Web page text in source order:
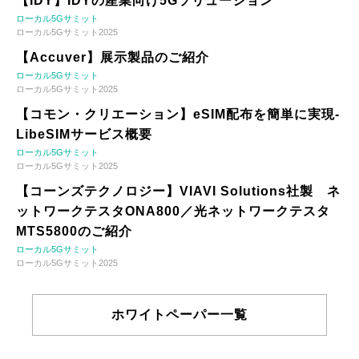
ローカル5Gサミット
ローカル5Gサミット2025
【Accuver】展示製品のご紹介
ローカル5Gサミット
ローカル5Gサミット2025
【コモン・クリエーション】eSIM配布を簡単に実現-
LibeSIMサービス概要
ローカル5Gサミット
ローカル5Gサミット2025
【コーンズテクノロジー】VIAVI Solutions社製 ネ
ットワークテスタONA800／光ネットワークテスタ
MTS5800のご紹介
ローカル5Gサミット
ローカル5Gサミット2025
ホワイトペーパー一覧